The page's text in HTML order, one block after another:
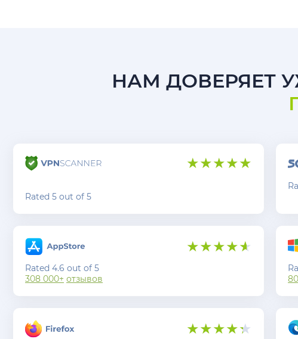
НАМ ДОВЕРЯЕТ
Rated 5 out of 5
Rated 4.6 out of 5
308 000+ отзывов